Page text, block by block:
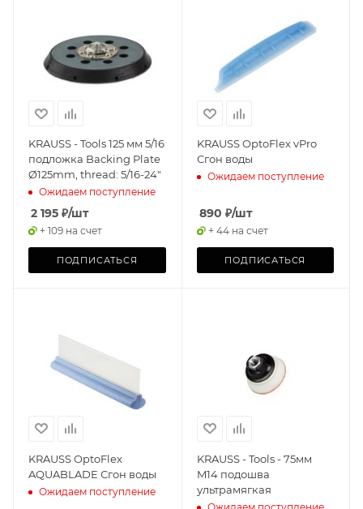
KRAUSS - Tools 125 мм 5/16
подложка Backing Plate
Ø125mm, thread: 5/16-24"
Ожидаем поступление
2 195 ₽/шт
+ 109 на счет
ПОДПИСАТЬСЯ
KRAUSS OptoFlex vPro
Сгон воды
Ожидаем поступление
890 ₽/шт
+ 44 на счет
ПОДПИСАТЬСЯ
KRAUSS OptoFlex
AQUABLADE Сгон воды
Ожидаем поступление
KRAUSS - Tools - 75мм
M14 подошва
ультрамягкая